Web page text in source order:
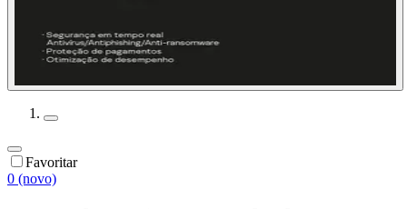
Favoritar
0 (novo)